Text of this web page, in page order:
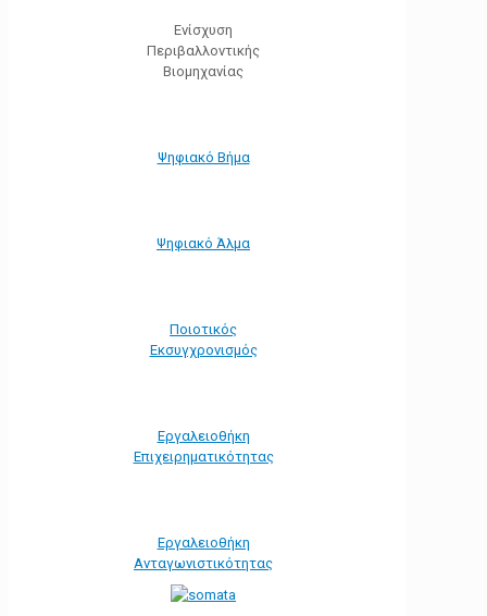
Ενίσχυση
Περιβαλλοντικής
Βιομηχανίας
Ψηφιακό Βήμα
Ψηφιακό Άλμα
Ποιοτικός
Εκσυγχρονισμός
Εργαλειοθήκη
Eπιχειρηματικότητας
Εργαλειοθήκη
Ανταγωνιστικότητας